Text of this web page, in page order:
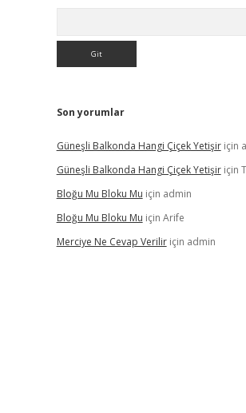
Son yorumlar
Güneşli Balkonda Hangi Çiçek Yetişiriçin
Güneşli Balkonda Hangi Çiçek Yetişiriçin
Bloğu Mu Bloku Mu için admin
Bloğu Mu Bloku Mu için Arife
Merciye Ne Cevap Veriliriçin admin